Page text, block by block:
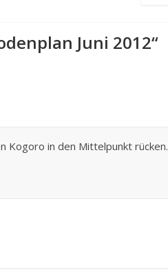
Juni 2012“
Kogoro in den Mittelpunkt rücken.